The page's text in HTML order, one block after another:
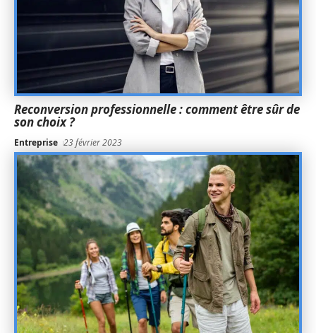
Reconversion professionnelle : comment être sûr de
son choix ?
Entreprise 23 février 2023